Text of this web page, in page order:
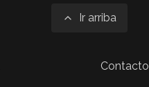
Ir arriba
Contacto